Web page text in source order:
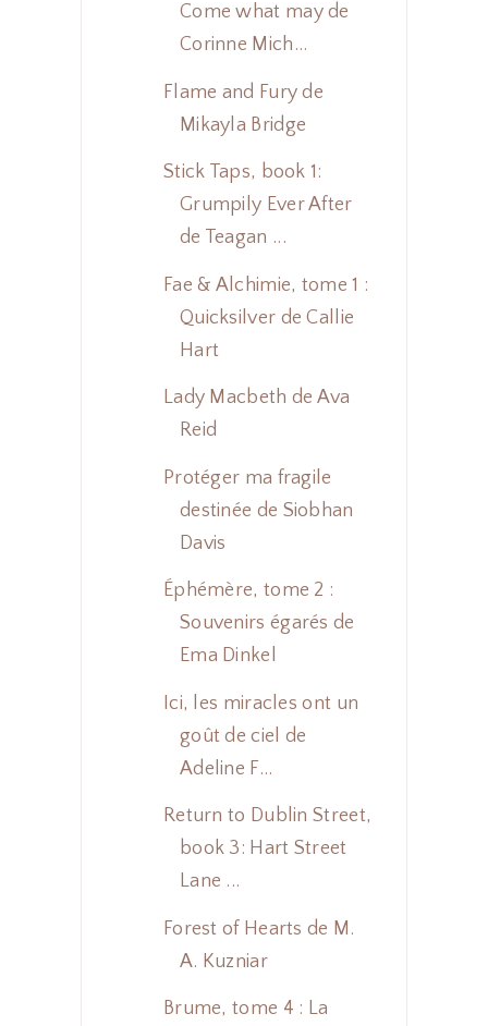
Come what may de
Corinne Mich...
Flame and Fury de
Mikayla Bridge
Stick Taps, book 1:
Grumpily Ever After
de Teagan ...
Fae & Alchimie, tome 1 :
Quicksilver de Callie
Hart
Lady Macbeth de Ava
Reid
Protéger ma fragile
destinée de Siobhan
Davis
Éphémère, tome 2 :
Souvenirs égarés de
Ema Dinkel
Ici, les miracles ont un
goût de ciel de
Adeline F...
Return to Dublin Street,
book 3: Hart Street
Lane ...
Forest of Hearts de M.
A. Kuzniar
Brume, tome 4 : La